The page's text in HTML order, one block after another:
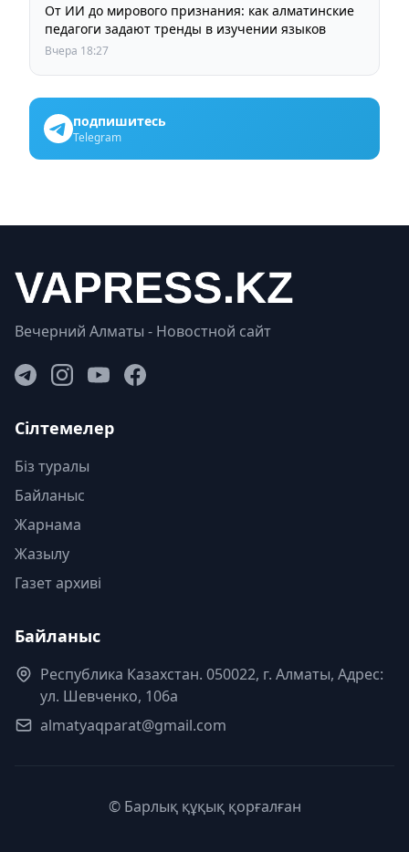
От ИИ до мирового признания: как алматинские
педагоги задают тренды в изучении языков
Вчера 18:27
подпишитесь
Telegram
Вечерний Алматы - Новостной сайт
Сілтемелер
Біз туралы
Байланыс
Жарнама
Жазылу
Газет архиві
Байланыс
Республика Казахстан. 050022, г. Алматы, Адрес:
ул. Шевченко, 106а
almatyaqparat@gmail.com
© Барлық құқық қорғалған